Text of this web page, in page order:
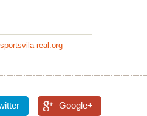
real.org
Google+